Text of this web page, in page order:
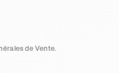
de Vente.